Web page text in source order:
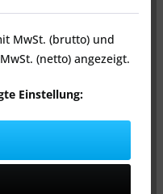
MwSt. (brutto) und
(netto) angezeigt.
Einstellung: